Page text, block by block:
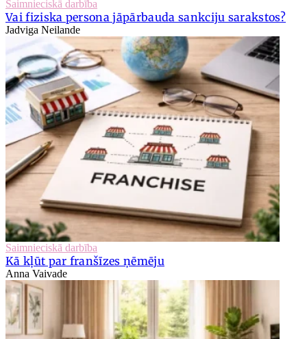
Saimnieciskā darbība
Vai fiziska persona jāpārbauda sankciju sarakstos?
Jadviga Neilande
Saimnieciskā darbība
Kā kļūt par franšīzes ņēmēju
Anna Vaivade